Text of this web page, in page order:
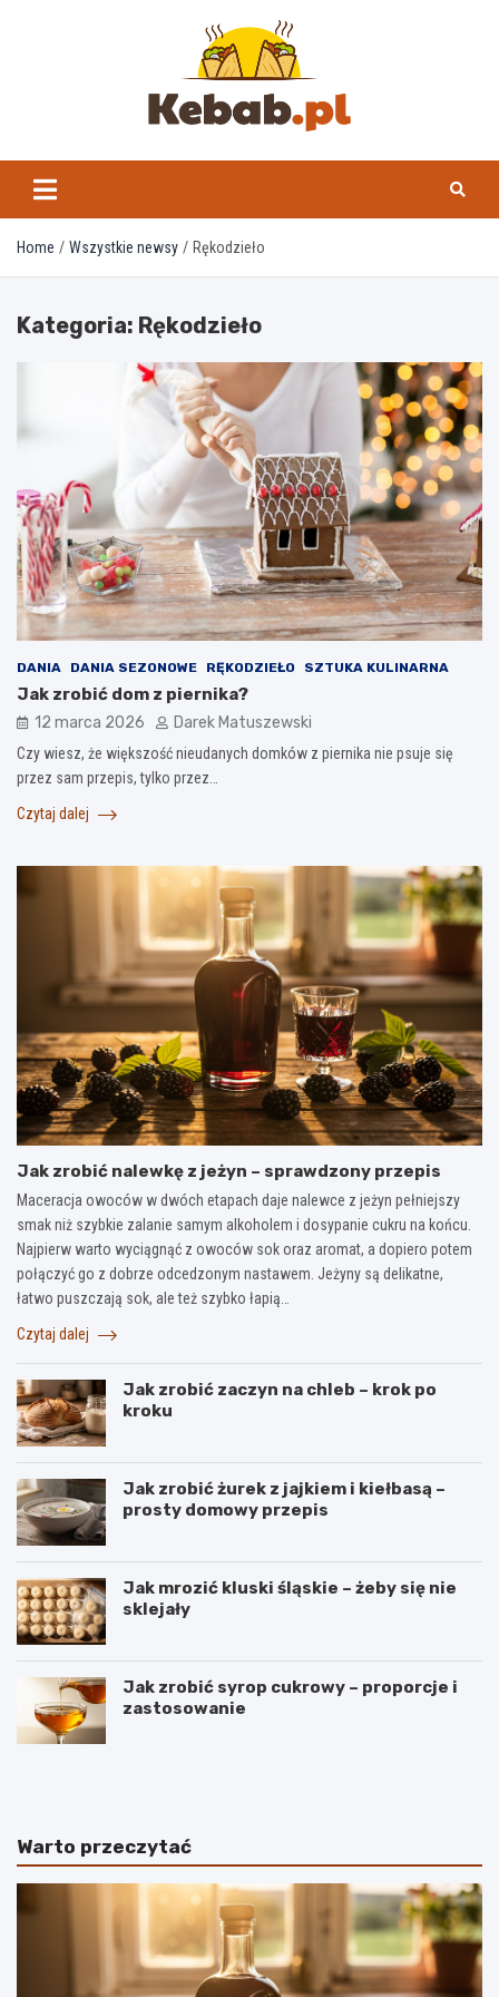
kebab.pl
Home Wszystkie newsy Rękodzieło
Kategoria: Rękodzieło
DANIA DANIA SEZONOWE RĘKODZIEŁO SZTUKA KULINARNA
Jak zrobić dom z piernika?
12 marca 2026 Darek Matuszewski
Czy wiesz, że większość nieudanych domków z piernika nie psuje się
przez sam przepis, tylko przez…
Czytaj dalej
Jak zrobić nalewkę z jeżyn – sprawdzony przepis
Maceracja owoców w dwóch etapach daje nalewce z jeżyn pełniejszy
smak niż szybkie zalanie samym alkoholem i dosypanie cukru na końcu.
Najpierw warto wyciągnąć z owoców sok oraz aromat, a dopiero potem
połączyć go z dobrze odcedzonym nastawem. Jeżyny są delikatne,
łatwo puszczają sok, ale też szybko łapią…
Czytaj dalej
Jak zrobić zaczyn na chleb – krok po
kroku
Jak zrobić żurek z jajkiem i kiełbasą –
prosty domowy przepis
Jak mrozić kluski śląskie – żeby się nie
sklejały
Jak zrobić syrop cukrowy – proporcje i
zastosowanie
B
y
–
r
S
t
y
i
Warto przeczytać